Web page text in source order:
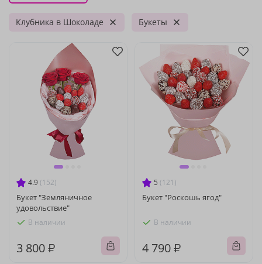
Клубника в Шоколаде Букеты
4.9 (152)
Букет "Земляничное
удовольствие"
В наличии
3 800 ₽
5 (121)
Букет "Роскошь ягод"
В наличии
4 790 ₽